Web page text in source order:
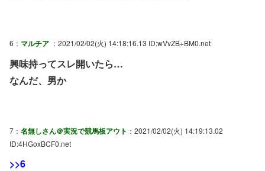
6： マルチア ：2021/02/02(火) 14:18:16.13 ID:wVvZB+BM0.net
興味持ってスレ開いたら…
なんだ、男か
7： 名無しさん＠実況で競馬板アウト ：2021/02/02(火) 14:19:13.02
ID:4HGoxBCF0.net
>>6